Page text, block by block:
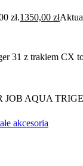
zł.1350,00 zł
31 z trakiem CX
JOB AQUA
akcesoria